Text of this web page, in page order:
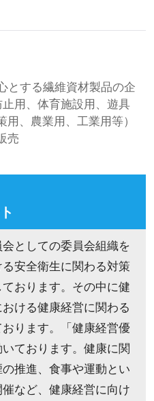
とする繊維資材製品の企
用、体育施設用、遊具
、農業用、工業用等）
売
としての委員会組織を
安全衛生に関わる対策
おります。その中に健
ける健康経営に関わる
ります。「健康経営優
ております。健康に関
推進、食事や運動とい
など、健康経営に向け